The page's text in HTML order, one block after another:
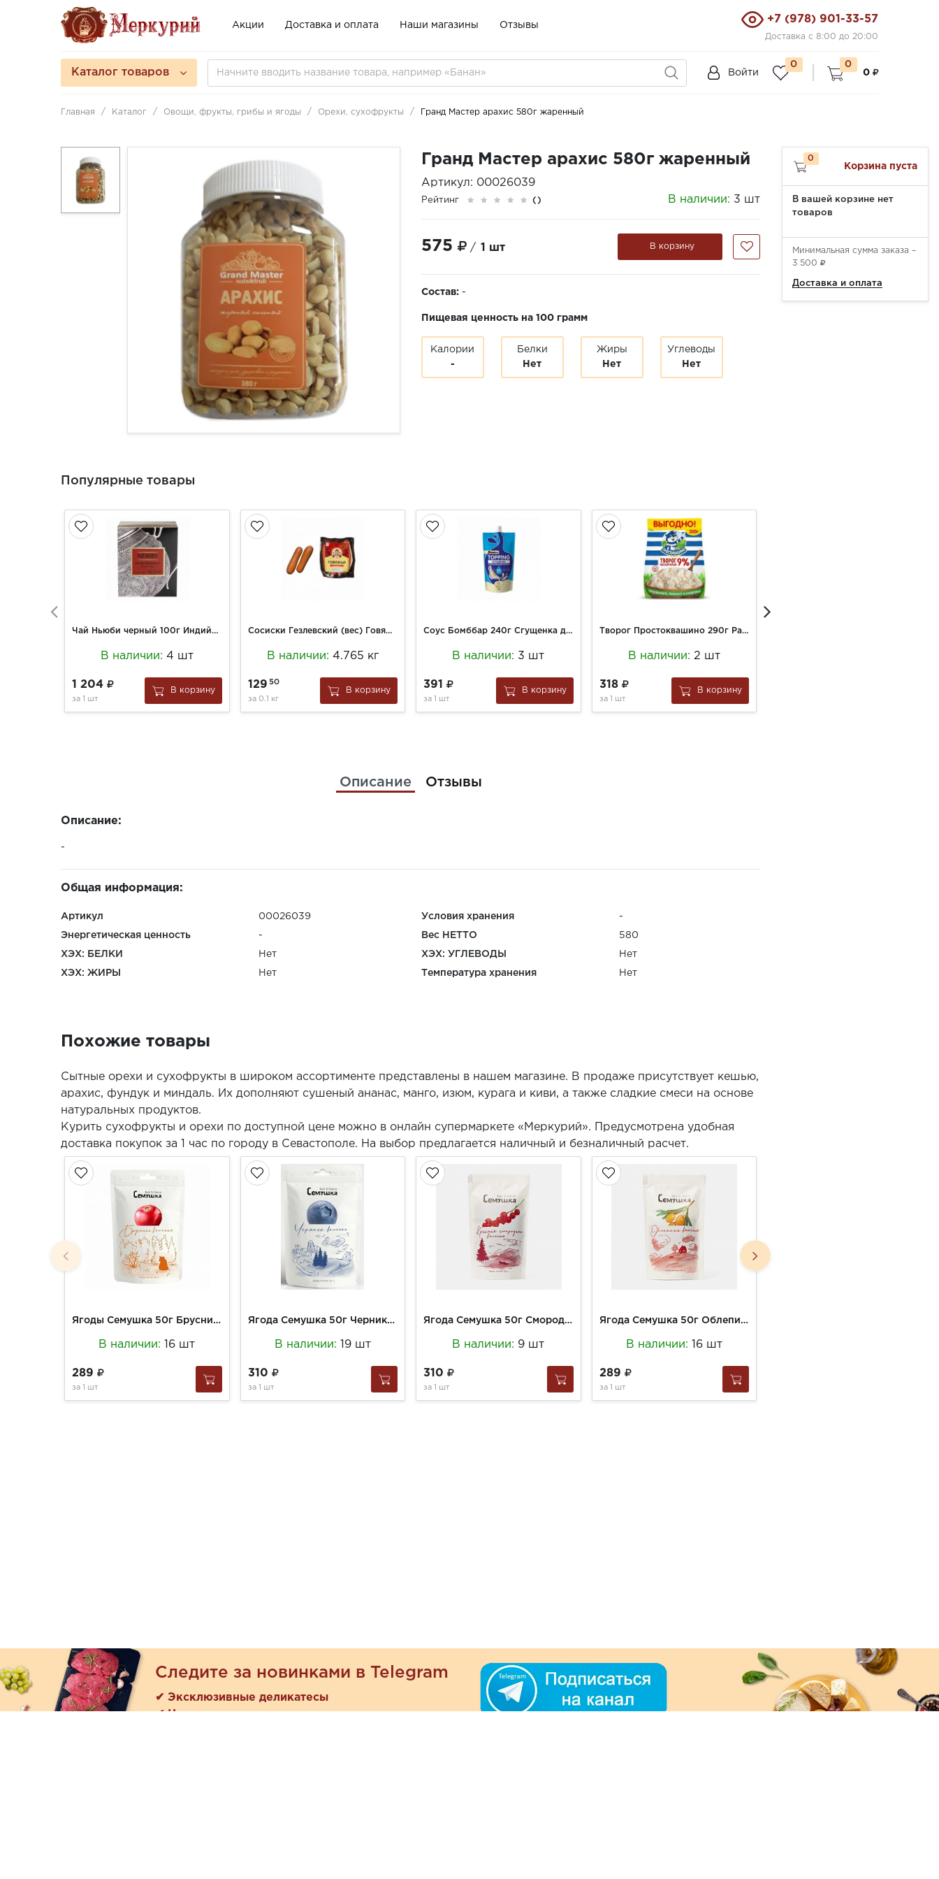
Акции Доставка и оплата Наши магазины Отзывы
+7 (978) 901-33-57
Доставка с 8:00 до 20:00
Каталог товаров Войти
0
0
0
Главная Каталог Овощи, фрукты, грибы и ягоды Орехи, сухофрукты Гранд Мастер арахис 580г жаренный
Гранд Мастер арахис 580г жаренный
Артикул: 00026039
Рейтинг () В наличии: 3 шт
575 / 1 шт В корзину
Состав: -
Пищевая ценность на 100 грамм
Калории
-
Белки
Нет
Жиры
Нет
Углеводы
Нет
Популярные товары
Чай Ньюби черный 100г Индийский завтрак к/п
В наличии: 4 шт
1 204
за 1 шт
В корзину
Сосиски Гезлевский (вес) Говяжьи порц
В наличии: 4.765 кг
129 50
за 0.1 кг
В корзину
Соус Бомббар 240г Сгущенка д/п
В наличии: 3 шт
391
за 1 шт
В корзину
Творог Простоквашино 290г Рассыпчатый 9% пакет
В наличии: 2 шт
318
за 1 шт
В корзину
Описание Отзывы
Описание:
-
Общая информация:
Артикул 00026039 Условия хранения -
Энергетическая ценность - Вес НЕТТО 580
ХЭХ: БЕЛКИ Нет ХЭХ: УГЛЕВОДЫ Нет
ХЭХ: ЖИРЫ Нет Температура хранения Нет
Похожие товары
Сытные орехи и сухофрукты в широком ассортименте представлены в нашем магазине. В продаже присутствует кешью,
арахис, фундук и миндаль. Их дополняют сушеный ананас, манго, изюм, курага и киви, а также сладкие смеси на основе
натуральных продуктов.
Курить сухофрукты и орехи по доступной цене можно в онлайн супермаркете «Меркурий». Предусмотрена удобная
доставка покупок за 1 час по городу в Севастополе. На выбор предлагается наличный и безналичный расчет.
Ягоды Семушка 50г Брусника вяленая
В наличии: 16 шт
289
за 1 шт
Ягода Семушка 50г Черника вяленая
В наличии: 19 шт
310
за 1 шт
Ягода Семушка 50г Смородина Красная
В наличии: 9 шт
310
за 1 шт
Ягода Семушка 50г Облепиха вяленая
В наличии: 16 шт
289
за 1 шт
0
Корзина пуста
В вашей корзине нет
товаров
Минимальная сумма заказа –
3 500
Доставка и оплата
Следите за новинками в Telegram
✔ Эксклюзивные деликатесы
✔ Новые поступления